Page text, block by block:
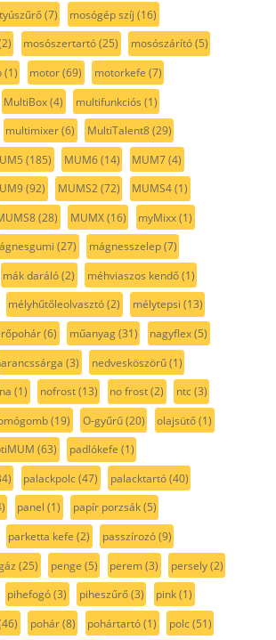
(7) mosógép szíj (16)
mosószertartó(25) mosószárító(5)
(1) motor(69) motorkefe (7)
MultiBox(4) multifunkciós (1)
multimixer(6) MultiTalent8(29)
(185) MUM6(14) MUM7(4)
(92) MUMS2(72) MUMS4(1)
(28) MUMX(16) myMixx(1)
(27) mágnesszelep(7)
mák daráló(2) méhviaszos kendő(1)
mélyhűtőleolvasztó(2) mélytepsi (13)
(6) műanyag(31) nagyflex(5)
(3) nedvesköszörű(1)
(1) nofrost(13) no frost(2) ntc(3)
(19) O-gyűrű(20) olajsütő(1)
(63) padlókefe (1)
palackpolc(47) palacktartó(40)
panel (1) papír porzsák(5)
parketta kefe (2) passzírozó(9)
(25) penge (5) perem(3) persely(2)
pihefogó(3) piheszűrő(3) pink(1)
pohár(8) pohártartó(1) polc(51)